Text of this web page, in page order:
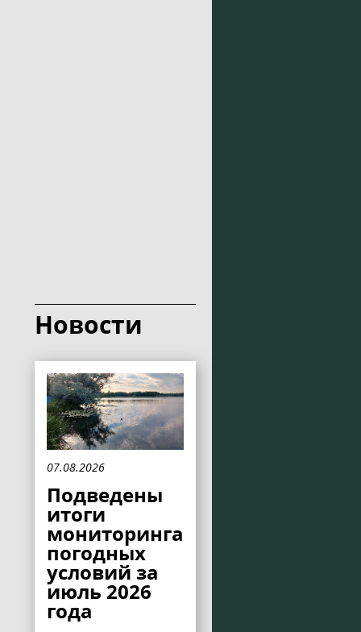
Новости
07.08.2026
Подведены
итоги
мониторинга
погодных
условий за
июль 2026
года